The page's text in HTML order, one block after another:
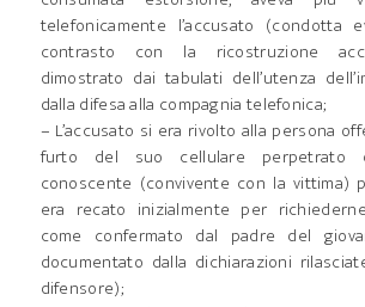
telefonicamente l’accusato (condotta
contrasto con la ricostruzione
dimostrato dai tabulati dell’utenza
dalla difesa alla compagnia telefonica;
– L’accusato si era rivolto alla persona
furto del suo cellulare perpetrato
conoscente (convivente con la vittima)
era recato inizialmente per
come confermato dal padre del
documentato dalla dichiarazioni
difensore);